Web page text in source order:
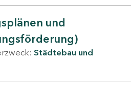
und
Städtebau und